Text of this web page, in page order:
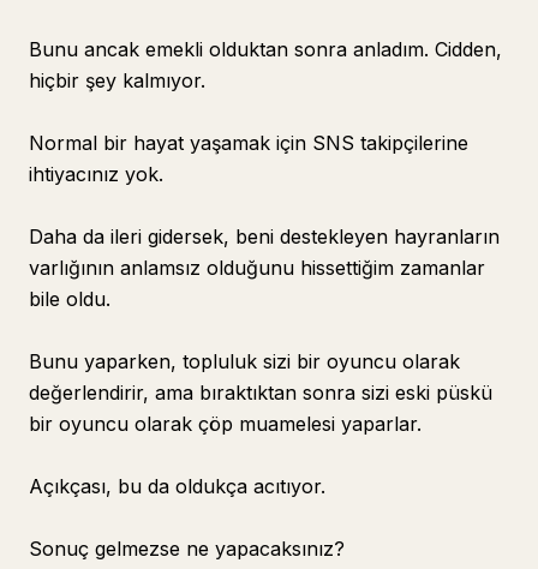
Bunu ancak emekli olduktan sonra anladım. Cidden,
hiçbir şey kalmıyor.
Normal bir hayat yaşamak için SNS takipçilerine
ihtiyacınız yok.
Daha da ileri gidersek, beni destekleyen hayranların
varlığının anlamsız olduğunu hissettiğim zamanlar
bile oldu.
Bunu yaparken, topluluk sizi bir oyuncu olarak
değerlendirir, ama bıraktıktan sonra sizi eski püskü
bir oyuncu olarak çöp muamelesi yaparlar.
Açıkçası, bu da oldukça acıtıyor.
Sonuç gelmezse ne yapacaksınız?